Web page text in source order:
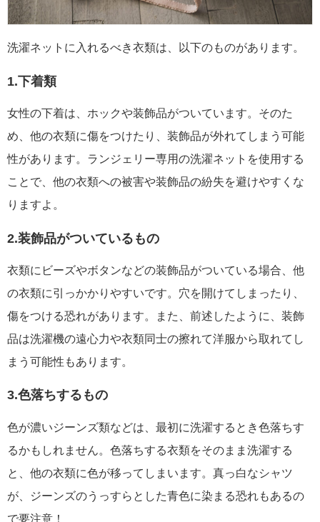
洗濯ネットに入れるべき衣類は、以下のものがあります。
1.下着類
女性の下着は、ホックや装飾品がついています。そのた
め、他の衣類に傷をつけたり、装飾品が外れてしまう可能
性があります。ランジェリー専用の洗濯ネットを使用する
ことで、他の衣類への被害や装飾品の紛失を避けやすくな
りますよ。
2.装飾品がついているもの
衣類にビーズやボタンなどの装飾品がついている場合、他
の衣類に引っかかりやすいです。穴を開けてしまったり、
傷をつける恐れがあります。また、前述したように、装飾
品は洗濯機の遠心力や衣類同士の擦れて洋服から取れてし
まう可能性もあります。
3.色落ちするもの
色が濃いジーンズ類などは、最初に洗濯するとき色落ちす
るかもしれません。色落ちする衣類をそのまま洗濯する
と、他の衣類に色が移ってしまいます。真っ白なシャツ
が、ジーンズのうっすらとした青色に染まる恐れもあるの
で要注意！